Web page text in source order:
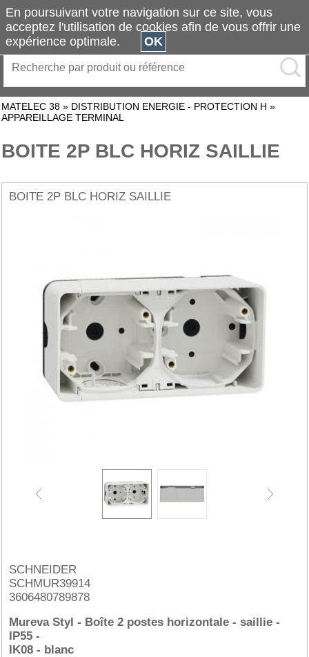
MATELEC 38 » DISTRIBUTION ENERGIE - PROTECTION H »
APPAREILLAGE TERMINAL
BOITE 2P BLC HORIZ SAILLIE
BOITE 2P BLC HORIZ SAILLIE
SCHNEIDER
SCHMUR39914
3606480789878
Mureva Styl - Boîte 2 postes horizontale - saillie -
IP55 -
IK08 - blanc
En poursuivant votre navigation sur ce site, vous
acceptez l'utilisation de cookies afin de vous offrir une
expérience optimale.
OK